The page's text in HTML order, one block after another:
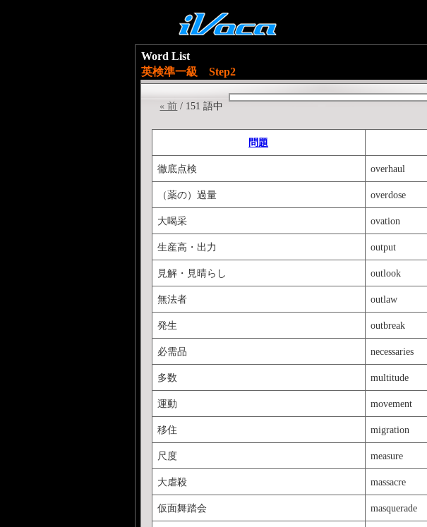
Word List
英検準一級 Step2
« 前 / 151 語中
問題
徹底点検 overhaul
（薬の）過量 overdose
大喝采 ovation
生産高・出力 output
見解・見晴らし outlook
無法者 outlaw
発生 outbreak
必需品 necessaries
多数 multitude
運動 movement
移住 migration
尺度 measure
大虐殺 massacre
仮面舞踏会 masquerade